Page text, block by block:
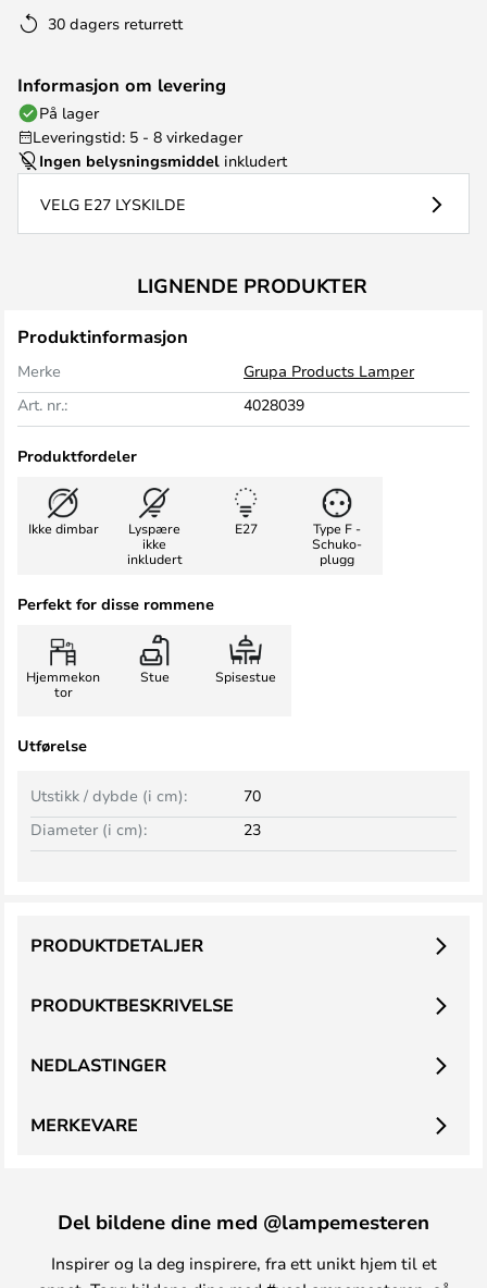
30 dagers returrett
Informasjon om levering
På lager
Leveringstid: 5 - 8 virkedager
Ingen belysningsmiddel inkludert
VELG E27 LYSKILDE
LIGNENDE PRODUKTER
Produktinformasjon
Merke
Grupa Products Lamper
Art. nr.:
4028039
Produktfordeler
Ikke dimbar
Lyspære
ikke
inkludert
E27
Type F -
Schuko-
plugg
Perfekt for disse rommene
Hjemmekon
tor
Stue Spisestue
Utførelse
Utstikk / dybde (i cm):
70
Diameter (i cm):
23
PRODUKTBESKRIVELSE
PRODUKTDETALJER
NEDLASTINGER
MERKEVARE
Del bildene dine med @lampemesteren
Inspirer og la deg inspirere, fra ett unikt hjem til et